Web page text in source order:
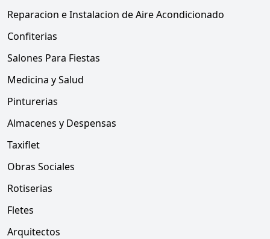
Reparacion e Instalacion de Aire Acondicionado
Confiterias
Salones Para Fiestas
Medicina y Salud
Pinturerias
Almacenes y Despensas
Taxiflet
Obras Sociales
Rotiserias
Fletes
Arquitectos